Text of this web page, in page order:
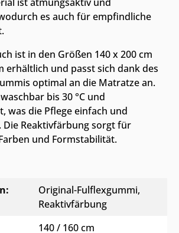
es auch für empfindliche
ist in den Größen 140 x 200 cm
erhältlich und passt sich dank des
optimal an die Matratze an.
bis 30 °C und
was die Pflege einfach und
Die Reaktivfärbung sorgt für
und Formstabilität.
Original-Fulflexgummi,
Reaktivfärbung
140 / 160 cm